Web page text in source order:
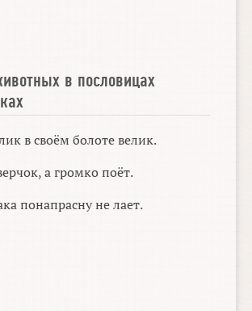
в пословицах
в своём болоте велик.
а громко поёт.
понапрасну не лает.